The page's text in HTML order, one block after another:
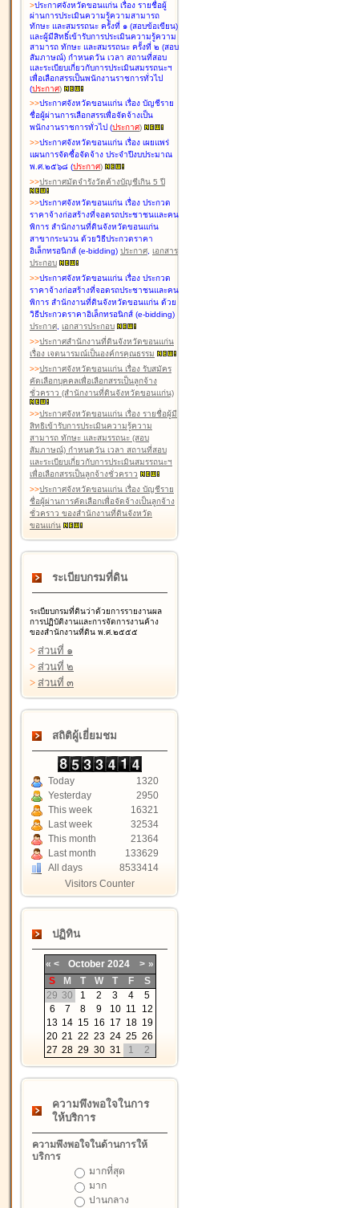
>ประกาศจังหวัดขอนแก่น เรื่อง รายชื่อผู้
ผ่านการประเมินความรู้ความสามารถ
ทักษะ และสมรรถนะ ครั้งที่ ๑ (สอบข้อเขียน)
และผู้มีสิทธิ์เข้ารับการประเมินความรู้ความ
สามารถ ทักษะ และสมรรถนะ ครั้งที่ ๒ (สอบ
สัมภาษณ์) กำหนดวัน เวลา สถานที่สอบ
และระเบียบเกี่ยวกับการประเมินสมรรถนะฯ
เพื่อเลือกสรรเป็นพนักงานราชการทั่วไป
(ประกาศ)
>>ประกาศจังหวัดขอนแก่น เรื่อง บัญชีราย
ชื่อผู้ผ่านการเลือกสรรเพื่อจัดจ้างเป็น
พนักงานราชการทั่วไป (ประกาศ)
>>ประกาศจังหวัดขอนแก่น เรื่อง เผยแพร่
แผนการจัดซื้อจัดจ้าง ประจำปีงบประมาณ
พ.ศ.๒๕๖๘ (ประกาศ)
>>ประกาศมัดจำรังวัดค้างบัญชีเกิน 5 ปี
>>ประกาศจังหวัดขอนแก่น เรื่อง ประกวด
ราคาจ้างก่อสร้างที่จอดรถประชาชนและคน
พิการ สำนักงานที่ดินจังหวัดขอนแก่น
สาขากระนวน ด้วยวิธีประกวดราคา
อิเล็กทรอนิกส์ (e-bidding) ประกาศ, เอกสาร
ประกอบ
>>ประกาศจังหวัดขอนแก่น เรื่อง ประกวด
ราคาจ้างก่อสร้างที่จอดรถประชาชนและคน
พิการ สำนักงานที่ดินจังหวัดขอนแก่น ด้วย
วิธีประกวดราคาอิเล็กทรอนิกส์ (e-bidding)
ประกาศ, เอกสารประกอบ
>>ประกาศสำนักงานที่ดินจังหวัดขอนแก่น
เรื่อง เจตนารมณ์เป็นองค์กรคุณธรรม
>>ประกาศจังหวัดขอนแก่น เรื่อง รับสมัคร
คัดเลือกบุคคลเพื่อเลือกสรรเป็นลูกจ้าง
ชั่วคราว (สำนักงานที่ดินจังหวัดขอนแก่น)
>>ประกาศจังหวัดขอนแก่น เรื่อง รายชื่อผู้มี
สิทธิเข้ารับการประเมินความรู้ความ
สามารถ ทักษะ และสมรรถนะ (สอบ
สัมภาษณ์) กำหนดวัน เวลา สถานที่สอบ
และระเบียบเกี่ยวกับการประเมินสมรรถนะฯ
เพื่อเลือกสรรเป็นลูกจ้างชั่วคราว
>>ประกาศจังหวัดขอนแก่น เรื่อง บัญชีราย
ชื่อผู้ผ่านการคัดเลือกเพื่อจัดจ้างเป็นลูกจ้าง
ชั่วคราว ของสำนักงานที่ดินจังหวัด
ขอนแก่น
ระเบียบกรมที่ดิน
ระเบียบกรมที่ดินว่าด้วยการรายงานผล
การปฏิบัติงานและการจัดการงานค้าง
ของสำนักงานที่ดิน พ.ศ.๒๕๕๕
> ส่วนที่ ๑
> ส่วนที่ ๒
> ส่วนที่ ๓
สถิติผู้เยี่ยมชม
Today
1320
Yesterday
2950
This week
16321
Last week
32534
This month
21364
Last month
133629
All days
8533414
Visitors Counter
ปฏิทิน
« < October 2024 > »
S
M T W T F
S
29 30 1 2 3 4
5
6
7 8 9 10 11
12
13 14 15 16 17 18 19
20 21 22 23 24 25 26
27 28 29 30 31 1 2
ความพึงพอใจในการ
ให้บริการ
ความพึงพอใจในด้านการให้
บริการ
มากที่สุด
มาก
ปานกลาง